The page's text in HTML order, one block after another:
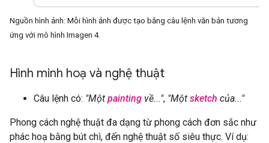
Nguồn hình ảnh: Mỗi hình ảnh được tạo bằng câu lệnh văn bản tương
ứng với mô hình Imagen 4.
Hình minh hoạ và nghệ thuật
Câu lệnh có: "Một painting về...", "Một sketch của..."
Phong cách nghệ thuật đa dạng từ phong cách đơn sắc như
phác hoạ bằng bút chì, đến nghệ thuật số siêu thực. Ví dụ: